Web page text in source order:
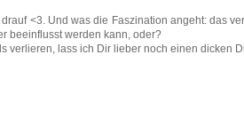
<3. Und was die Faszination angeht: das
beeinflusst werden kann, oder?
verlieren, lass ich Dir lieber noch einen dicken